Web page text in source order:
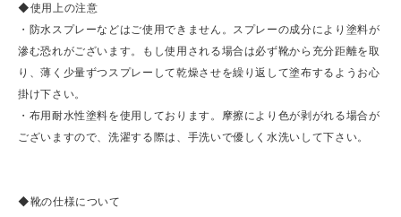
◆使用上の注意
・防水スプレーなどはご使用できません。スプレーの成分により塗料が
滲む恐れがございます。もし使用される場合は必ず靴から充分距離を取
り、薄く少量ずつスプレーして乾燥させを繰り返して塗布するようお心
掛け下さい。
・布用耐水性塗料を使用しております。摩擦により色が剥がれる場合が
ございますので、洗濯する際は、手洗いで優しく水洗いして下さい。
◆靴の仕様について